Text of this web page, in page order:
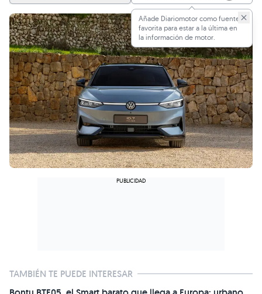
Añade Diariomotor como fuente
favorita para estar a la última en
la información de motor.
TAMBIÉN TE PUEDE INTERESAR